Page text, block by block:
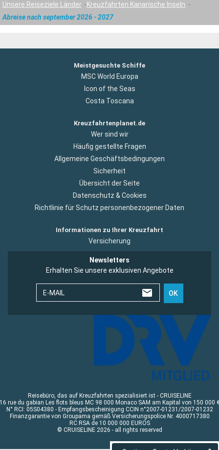
Unsere Reiseziele Länder
Kreuzfahrten Kanarische Inseln
Abreise nach september 2026 - 2027
Meistgesuchte Schiffe
MSC World Europa
Icon of the Seas
Costa Toscana
Kreuzfahrtenplanet.de
Wer sind wir
Häufig gestellte Fragen
Allgemeine Geschäftsbedingungen
Sicherheit
Übersicht der Seite
Datenschutz & Cookies
Richtlinie für Schutz personenbezogener Daten
Informationen zu Ihrer Kreuzfahrt
Versicherung
Newsletters
Erhalten Sie unsere exklusiven Angebote
E-MAIL OK
Reisebüro, das auf Kreuzfahrten spezialisiert ist - CRUISELINE
rue du gabian Les flots bleus MC 98 000 Monaco SAM am Kapital von 150 000
N° RCI: 05S04380 - Empfangsbescheinigung CCIN n°2007-01231/2007-01232
Finanzgarantie von Groupama gemäß Versicherungspolice Nr. 4000717380
RC RSA de 10 000 000 EUROS
© CRUISELINE 2026 - all rights reserved